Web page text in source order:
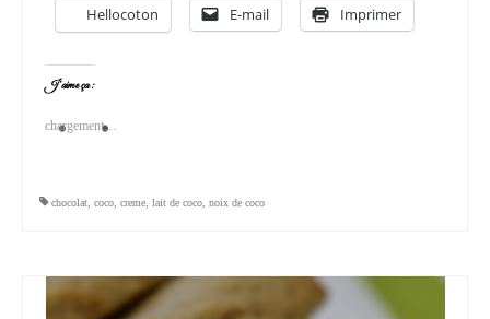
Hellocoton E-mail Imprimer
J’aime ça :
chargement…
chocolat coco creme lait de coco noix de coco